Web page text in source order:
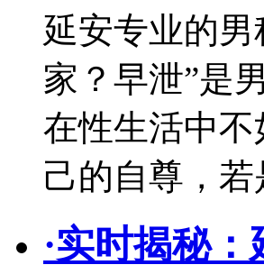
延安专业的
家？早泄”是
在性生活中
己的自尊，
·实时揭秘：